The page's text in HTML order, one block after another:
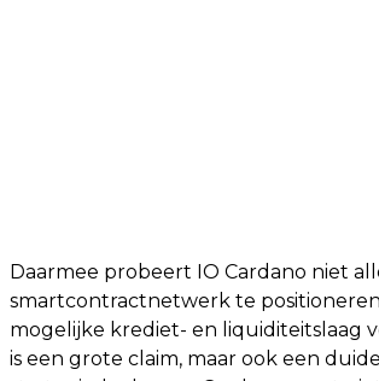
Daarmee probeert IO Cardano niet
smartcontractnetwerk te
mogelijke krediet- en liquiditeitslaag
is een grote claim, maar ook een